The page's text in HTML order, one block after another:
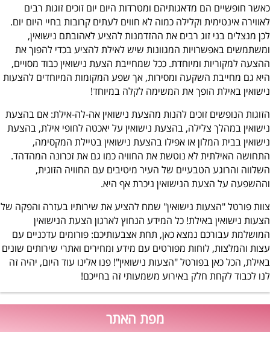
כאשר חופשיים הם מדאגותיהם ומטרדות היום יום זוכים זוגות רבים
לאווירה אינטימית וקלילה כמוה לא חווים לעתים קרובות בחיי היום יום.
לכן מנצלים בני זוג רבים את ההזדמנות להציע לאהובתם נישואין,
ומשתמשים באפשרויות המגוונות שיש לאילת להציע בכדי להפוך את
ההצעה למקוריות ומיוחדת. ככל שמחייבת הצעת נישואין כבוד מסויים,
היא גם מחייבת השקעה ומסירות, אך שפע המקומות המיוחדים להצעות
נישואין באילת הופך את המשימה לקלה במיוחד!
הזוגות הנופשים זוכים להנות מהצעת נישואין אה-לה-אילת: אם בהצעת
נישואין במהלך צלילה, בהצעת נישואין על יאכטה לחופי אילת, בהצעת
נישואין בבית המלון או אפילו בהצעת נישואין בטיילת המקסימה,
התחושה האילתית לא נוטשת את החוויה כמו גם את זכרונה המהדהד.
השלווה והרוגע הטבעיים של העיר מיטיבים עם החוויה הזוגית,
וההשפעה על הצעת הנישואין ניכרת אף היא.
צוות פורטל "הצעות נישואין" שמח להציע את שירותיו בעזרה והפקה של
הצעות נישואין באילת! כל המידע הנחוץ לארגון הצעת הנישואין
המושלמת עבורכם נמצא כאן, תחת אצבעותיכם: פורומים עדכניים עם
עצות והמלצות, לוחות מפורטים עם מידע ומחירים ואתרי שירותים שונים
באילת, הכל כאן בפורטל "הצעות נישואין"! פנו אלינו עוד היום, יהיה זה
לנו לכבוד לקחת חלק באירוע משמעותי זה בחייכם!
מפת האתר